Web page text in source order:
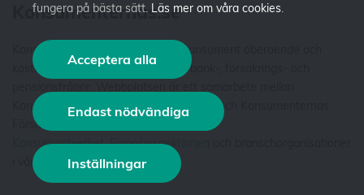
Konsumenternas.se
Konsumenternas.se ger dig som konsument oberoende och
kostnadsfri fakta och vägledning i bank-, försäkrings- och
Konsumenternas Bank- och finansbyrå och Konsumenternas
Försäkringsbyrå. Vi är stiftelser som har
Konsumentverket,Finansinspektionen
i våra styrelser. Läs merom oss .
fungera på bästa sätt. Läs mer om våra cookies.
Acceptera alla
Endast nödvändiga
Inställningar